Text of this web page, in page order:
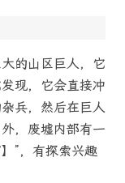
的山区巨人，它
现，它会直接冲
兵，然后在巨人
，废墟内部有一
”，有探索兴趣